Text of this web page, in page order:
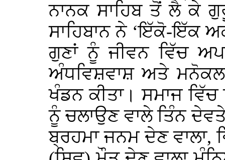
ਨਾਨਕ ਸਾਹਿਬ ਤੋਂ ਲੈ ਕੇ
ਸਾਹਿਬਾਨ ਨੇ ‘ਇੱਕੋ-ਇੱਕ
ਗੁਣਾਂ ਨੂੰ ਜੀਵਨ ਵਿੱਚ
ਅੰਧਵਿਸ਼ਵਾਸ਼ ਅਤੇ
ਖੰਡਨ ਕੀਤਾ। ਸਮਾਜ
ਨੂੰ ਚਲਾਉਣ ਵਾਲੇ ਤਿੰਨ
ਬ੍ਰਹਮਾ ਜਨਮ ਦੇਣ ਵਾਲਾ,